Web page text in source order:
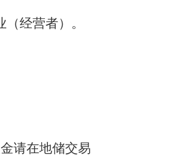
经营者）。
请在地储交易